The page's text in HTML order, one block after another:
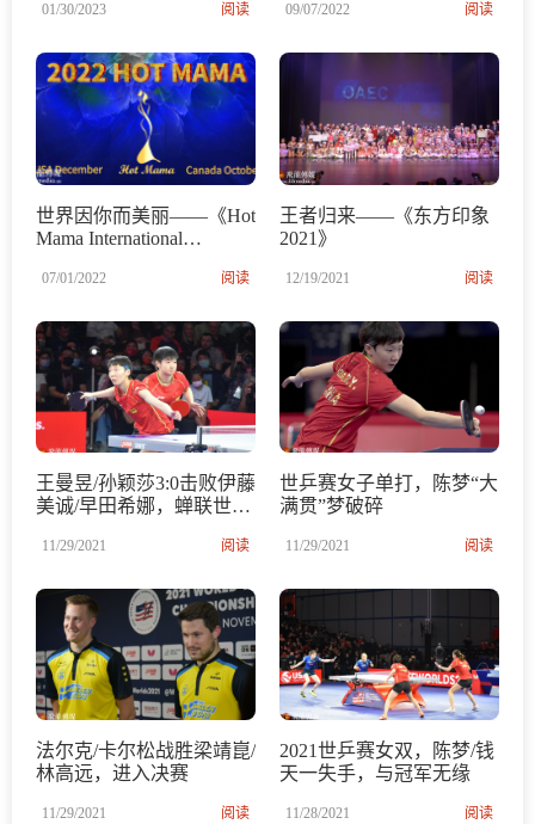
01/30/2023 阅读 09/07/2022 阅读
世界因你而美丽——《Hot
Mama International
07/01/2022 阅读
王者归来——《东方印象
2021》
12/19/2021 阅读
王曼昱/孙颖莎3:0击败伊藤
美诚/早田希娜，蝉联世乒
11/29/2021 阅读
世乒赛女子单打，陈梦“大
满贯”梦破碎
11/29/2021 阅读
法尔克/卡尔松战胜梁靖崑/
林高远，进入决赛
11/29/2021 阅读
2021世乒赛女双，陈梦/钱
天一失手，与冠军无缘
11/28/2021 阅读